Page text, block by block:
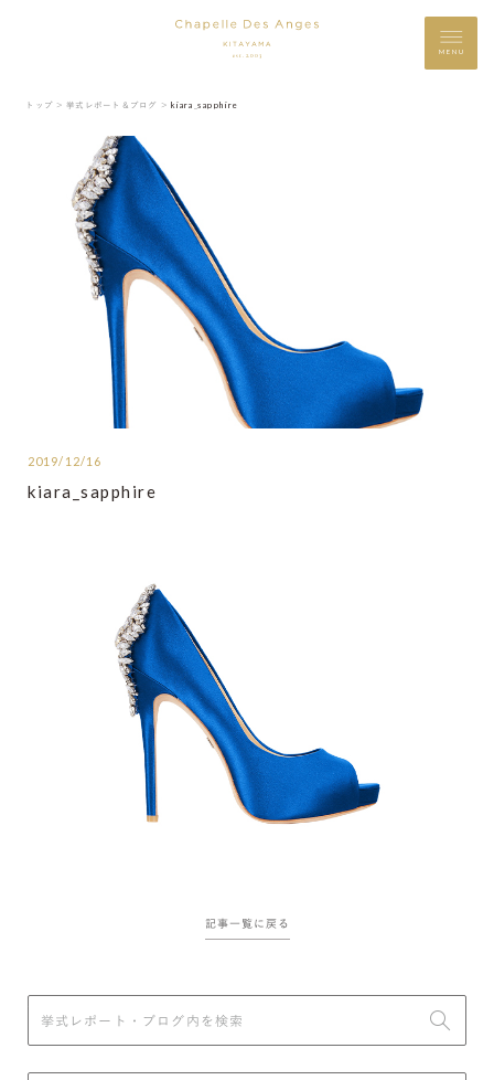
MENU
トップ ＞ 挙式レポート＆ブログ ＞ kiara_sapphire
2019/12/16
kiara_sapphire
記事一覧に戻る